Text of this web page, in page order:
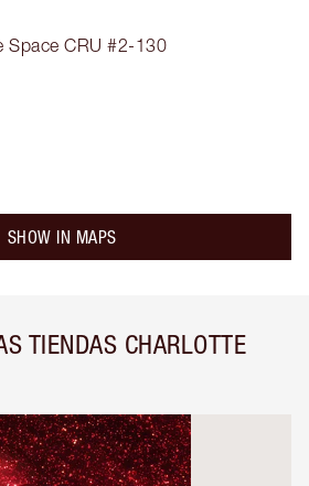
Space CRU #2-130
SHOW IN MAPS
TIENDAS CHARLOTTE